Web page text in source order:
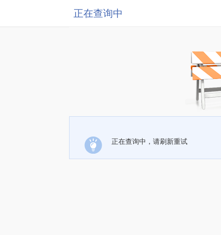
正在查询中
正在查询中，请刷新重试